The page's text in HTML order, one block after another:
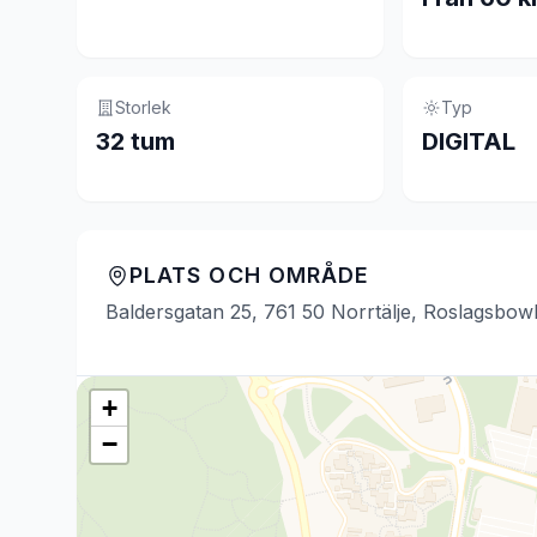
Storlek
32 tum
Typ
DIGITAL
PLATS OCH OMRÅDE
Baldersgatan 25, 761 50 Norrtälje,
+
−